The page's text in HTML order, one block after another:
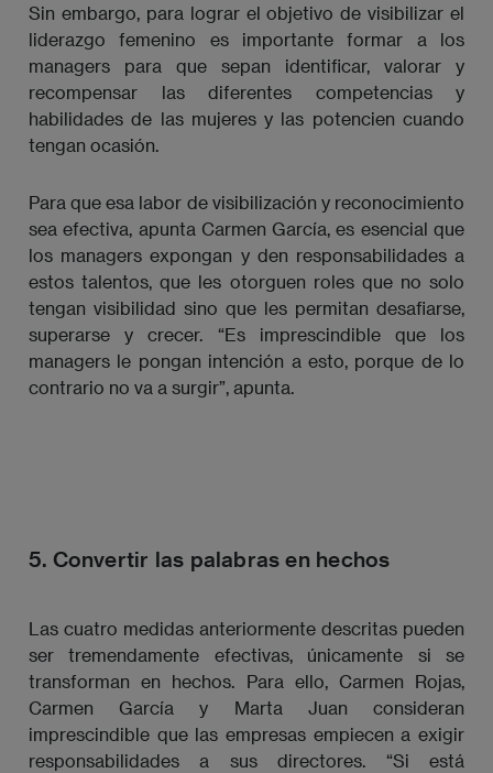
Sin embargo, para lograr el objetivo de visibilizar el
liderazgo femenino es importante formar a los
managers para que sepan identificar, valorar y
recompensar las diferentes competencias y
habilidades de las mujeres y las potencien cuando
tengan ocasión.
Para que esa labor de visibilización y reconocimiento
sea efectiva, apunta Carmen García, es esencial que
los managers expongan y den responsabilidades a
estos talentos, que les otorguen roles que no solo
tengan visibilidad sino que les permitan desafiarse,
superarse y crecer. “Es imprescindible que los
managers le pongan intención a esto, porque de lo
contrario no va a surgir”, apunta.
5. Convertir las palabras en hechos
Las cuatro medidas anteriormente descritas pueden
ser tremendamente efectivas, únicamente si se
transforman en hechos. Para ello, Carmen Rojas,
Carmen García y Marta Juan consideran
imprescindible que las empresas empiecen a exigir
responsabilidades a sus directores. “Si está